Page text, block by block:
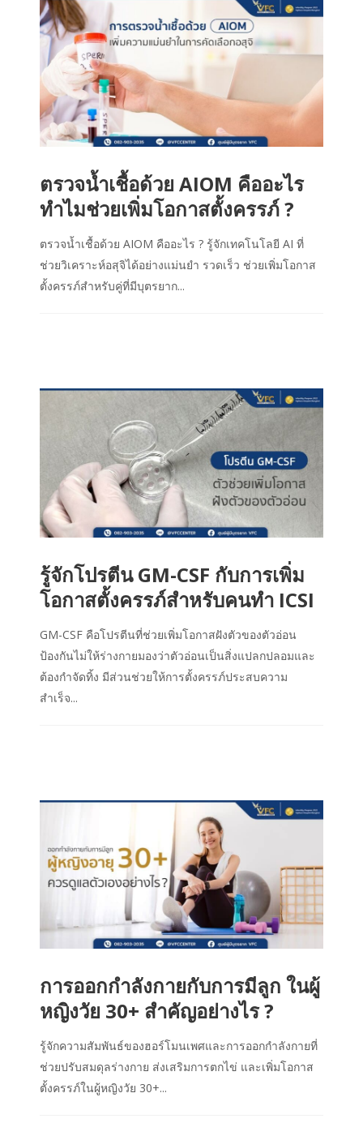
ตรวจน้ำเชื้อด้วย AIOM คืออะไร
ทำไมช่วยเพิ่มโอกาสตั้งครรภ์ ?
ตรวจน้ำเชื้อด้วย AIOM คืออะไร ? รู้จักเทคโนโลยี AI ที่
ช่วยวิเคราะห์อสุจิได้อย่างแม่นยำ รวดเร็ว ช่วยเพิ่มโอกาส
ตั้งครรภ์สำหรับคู่ที่มีบุตรยาก...
รู้จักโปรตีน GM-CSF กับการเพิ่ม
โอกาสตั้งครรภ์สำหรับคนทำ ICSI
GM-CSF คือโปรตีนที่ช่วยเพิ่มโอกาสฝังตัวของตัวอ่อน
ป้องกันไม่ให้ร่างกายมองว่าตัวอ่อนเป็นสิ่งแปลกปลอมและ
ต้องกำจัดทิ้ง มีส่วนช่วยให้การตั้งครรภ์ประสบความ
สำเร็จ...
การออกกำลังกายกับการมีลูก ในผู้
หญิงวัย 30+ สำคัญอย่างไร ?
รู้จักความสัมพันธ์ของฮอร์โมนเพศและการออกกำลังกายที่
ช่วยปรับสมดุลร่างกาย ส่งเสริมการตกไข่ และเพิ่มโอกาส
ตั้งครรภ์ในผู้หญิงวัย 30+...